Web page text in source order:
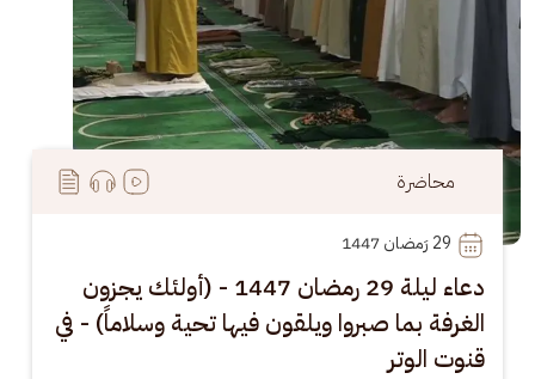
محاضرة
29
دعاء ليلة 29 رمضان 1447 - (أولئك يجزون
الغرفة بما صبروا ويلقون فيها تحية وسلاماً) - في
قنوت الوتر